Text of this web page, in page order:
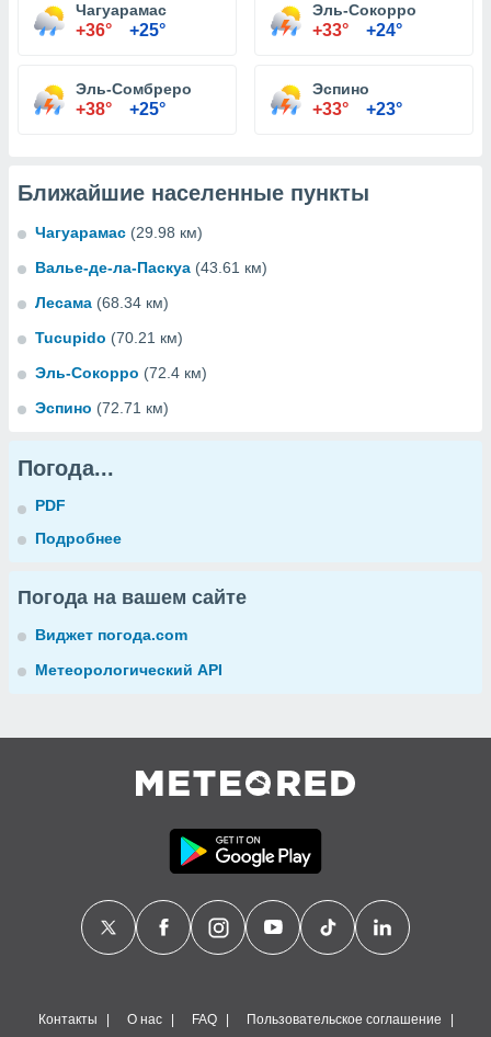
Чагуарамас
+36° +25°
Эль-Сокорро
+33° +24°
Эль-Сомбреро
+38° +25°
Эспино
+33° +23°
Ближайшие населенные пункты
Чагуарамас (29.98 км)
Валье-де-ла-Паскуа (43.61 км)
Лесама (68.34 км)
Tucupido (70.21 км)
Эль-Сокорро (72.4 км)
Эспино (72.71 км)
Погода...
PDF
Подробнее
Погода на вашем сайте
Виджет погода.com
Метеорологический API
Контакты О нас FAQ Пользовательское соглашение